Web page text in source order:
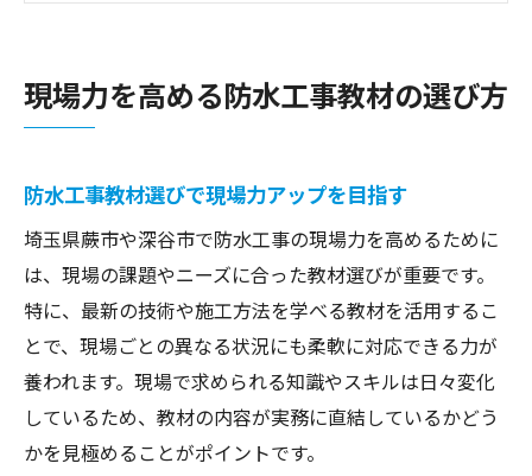
防水工事の教材選びでスキル向上を実現す
スキル向上へ防水工事の学び直しを考える
実務経験者に最適な防水工事の再学習法
防水工事スキル向上のための教材活用術
学び直しで防水工事現場力を高める秘訣
実践的防水工事教材がスキル再構築に役立
つ理由
オンライン活用で防水工事の実践力を磨く方法
現場力を高める防水工事教材の選び方
防水工事教材選びで現場力アップを目指す
埼玉県蕨市や深谷市で防水工事の現場力を高めるために
は、現場の課題やニーズに合った教材選びが重要です。
特に、最新の技術や施工方法を学べる教材を活用するこ
とで、現場ごとの異なる状況にも柔軟に対応できる力が
養われます。現場で求められる知識やスキルは日々変化
しているため、教材の内容が実務に直結しているかどう
かを見極めることがポイントです。